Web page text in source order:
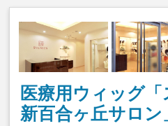
医療用ウィッグ
新百合ヶ丘サロン